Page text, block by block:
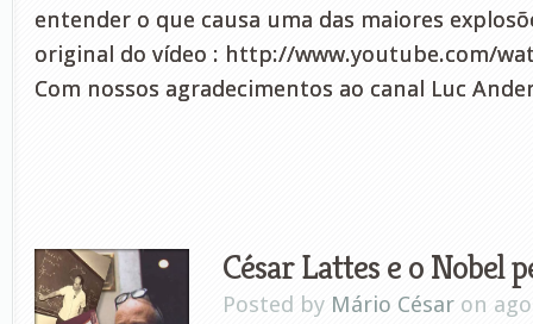
entender o que causa uma das maiores
original do vídeo : http://www.youtube.com/
Com nossos agradecimentos ao canal Luc
César Lattes e o Nobel
Posted by Mário César on